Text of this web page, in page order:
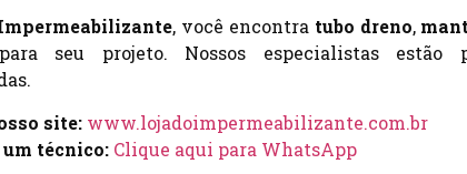
, você encontra tubo dreno,
seu projeto. Nossos especialistas estão
site: www.lojadoimpermeabilizante.com.br
técnico: Clique aqui para WhatsApp